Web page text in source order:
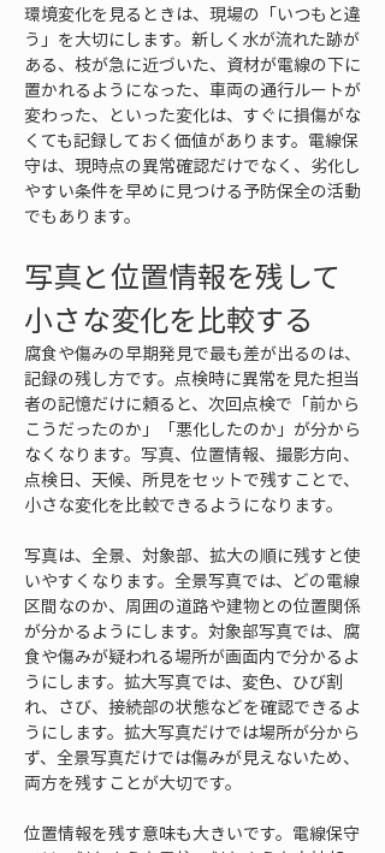
環境変化を見るときは、現場の「いつもと違
う」を大切にします。新しく水が流れた跡が
ある、枝が急に近づいた、資材が電線の下に
置かれるようになった、車両の通行ルートが
変わった、といった変化は、すぐに損傷がな
くても記録しておく価値があります。電線保
守は、現時点の異常確認だけでなく、劣化し
やすい条件を早めに見つける予防保全の活動
でもあります。
写真と位置情報を残して
小さな変化を比較する
腐食や傷みの早期発見で最も差が出るのは、
記録の残し方です。点検時に異常を見た担当
者の記憶だけに頼ると、次回点検で「前から
こうだったのか」「悪化したのか」が分から
なくなります。写真、位置情報、撮影方向、
点検日、天候、所見をセットで残すことで、
小さな変化を比較できるようになります。
写真は、全景、対象部、拡大の順に残すと使
いやすくなります。全景写真では、どの電線
区間なのか、周囲の道路や建物との位置関係
が分かるようにします。対象部写真では、腐
食や傷みが疑われる場所が画面内で分かるよ
うにします。拡大写真では、変色、ひび割
れ、さび、接続部の状態などを確認できるよ
うにします。拡大写真だけでは場所が分から
ず、全景写真だけでは傷みが見えないため、
両方を残すことが大切です。
位置情報を残す意味も大きいです。電線保守